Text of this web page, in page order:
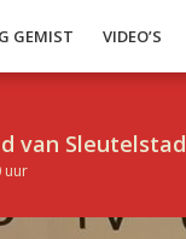
GEMIST VIDEO’S
van Sleutelstad
uur